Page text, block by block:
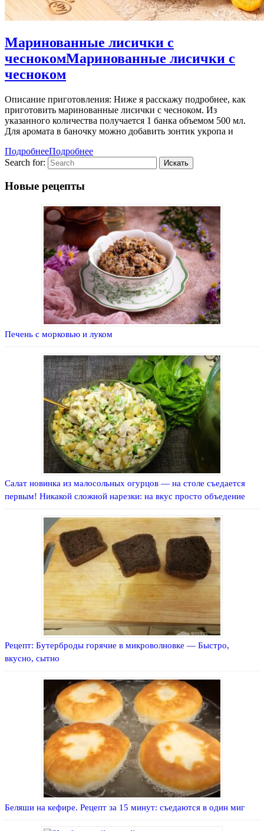
Маринованные лисички с
чеснокомМаринованные лисички с
чесноком
Описание приготовления: Ниже я расскажу подробнее, как
приготовить маринованные лисички с чесноком. Из
указанного количества получается 1 банка объемом 500 мл.
Для аромата в баночку можно добавить зонтик укропа и
ПодробнееПодробнее
Search for:
Новые рецепты
Печень с морковью и луком
Салат новинка из малосольных огурцов — на столе съедается
первым! Никакой сложной нарезки: на вкус просто объедение
Рецепт: Бутерброды горячие в микроволновке — Быстро,
вкусно, сытно
Беляши на кефире. Рецепт за 15 минут: съедаются в один миг